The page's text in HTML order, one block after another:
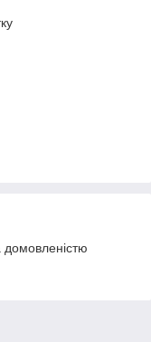
домовленістю